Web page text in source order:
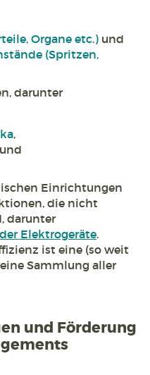
Organe etc.) und
(Spritzen,
darunter
,
und
Einrichtungen
die nicht
darunter
Elektrogeräte.
ist eine (so weit
Sammlung aller
und Förderung